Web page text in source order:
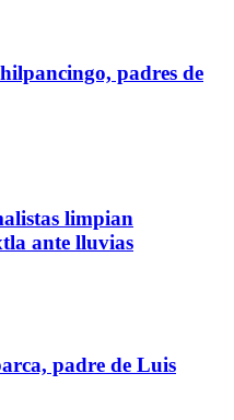
padres de
limpian
ante lluvias
padre de Luis